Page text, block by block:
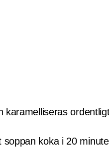
karamelliseras
koka i 20